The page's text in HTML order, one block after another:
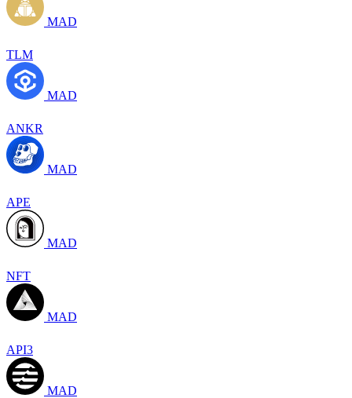
MAD
TLM
MAD
ANKR
MAD
APE
MAD
NFT
MAD
API3
MAD